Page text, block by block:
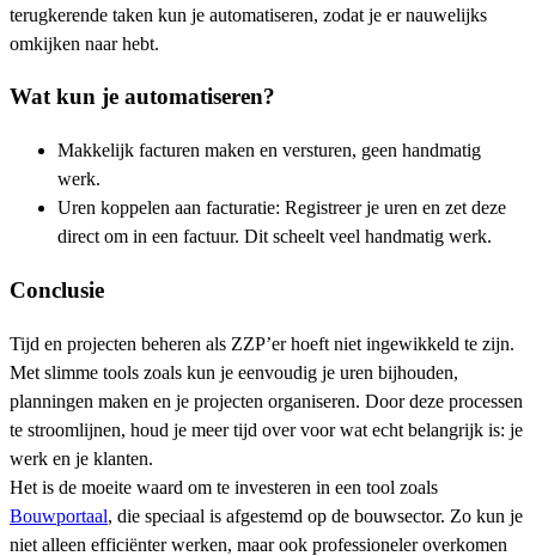
terugkerende taken kun je automatiseren, zodat je er nauwelijks
omkijken naar hebt.
Wat kun je automatiseren?
Makkelijk facturen maken en versturen, geen handmatig
werk.
Uren koppelen aan facturatie: Registreer je uren en zet deze
direct om in een factuur. Dit scheelt veel handmatig werk.
Conclusie
Tijd en projecten beheren als ZZP’er hoeft niet ingewikkeld te zijn.
Met slimme tools zoals kun je eenvoudig je uren bijhouden,
planningen maken en je projecten organiseren. Door deze processen
te stroomlijnen, houd je meer tijd over voor wat echt belangrijk is: je
werk en je klanten.
Het is de moeite waard om te investeren in een tool zoals
Bouwportaal, die speciaal is afgestemd op de bouwsector. Zo kun je
niet alleen efficiënter werken, maar ook professioneler overkomen